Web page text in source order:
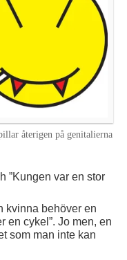
återigen på genitalierna
”Kungen var en stor
kvinna behöver en
en cykel”. Jo men, en
som man inte kan